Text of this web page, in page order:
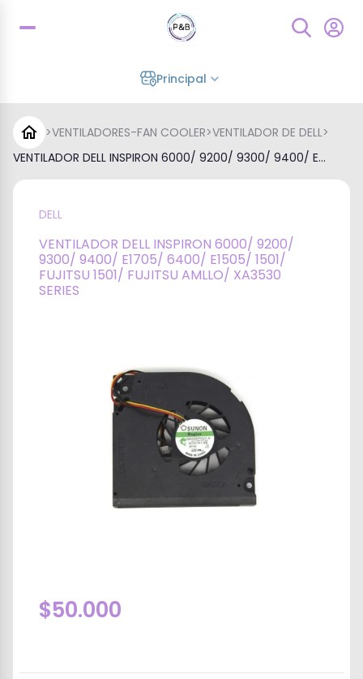
Principal
>VENTILADORES-FAN COOLER>VENTILADOR DE DELL>
VENTILADOR DELL INSPIRON 6000/ 9200/ 9300/ 9400/ E...
DELL
VENTILADOR DELL INSPIRON 6000/ 9200/
9300/ 9400/ E1705/ 6400/ E1505/ 1501/
FUJITSU 1501/ FUJITSU AMLLO/ XA3530
SERIES
$50.000